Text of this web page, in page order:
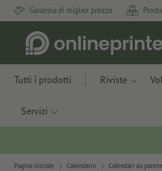
Garanzia di miglior prezzo
Tutti i prodotti Riviste
Servizi
Pagina iniziale Calendario Calendari da